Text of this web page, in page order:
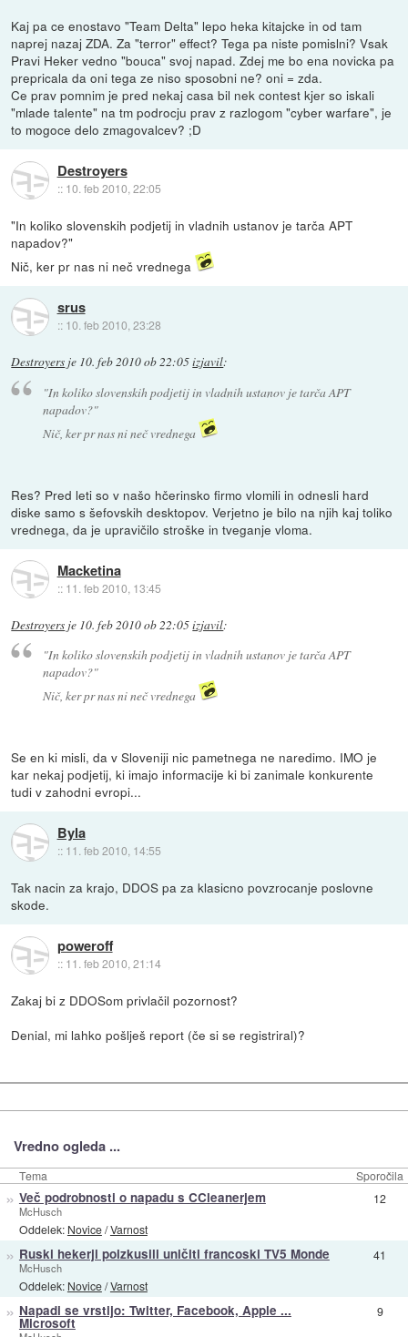
Kaj pa ce enostavo "Team Delta" lepo heka kitajcke in od tam
naprej nazaj ZDA. Za "terror" effect? Tega pa niste pomislni? Vsak
Pravi Heker vedno "bouca" svoj napad. Zdej me bo ena novicka pa
prepricala da oni tega ze niso sposobni ne? oni = zda.
Ce prav pomnim je pred nekaj casa bil nek contest kjer so iskali
"mlade talente" na tm podrocju prav z razlogom "cyber warfare", je
to mogoce delo zmagovalcev? ;D
Destroyers
:: 10. feb 2010, 22:05
"In koliko slovenskih podjetij in vladnih ustanov je tarča APT
napadov?"
Nič, ker pr nas ni neč vrednega
srus
:: 10. feb 2010, 23:28
Destroyers je 10. feb 2010 ob 22:05izjavil:
"In koliko slovenskih podjetij in vladnih ustanov je tarča APT
napadov?"
Nič, ker pr nas ni neč vrednega
Res? Pred leti so v našo hčerinsko firmo vlomili in odnesli hard
diske samo s šefovskih desktopov. Verjetno je bilo na njih kaj toliko
vrednega, da je upravičilo stroške in tveganje vloma.
Macketina
:: 11. feb 2010, 13:45
Destroyers je 10. feb 2010 ob 22:05izjavil:
"In koliko slovenskih podjetij in vladnih ustanov je tarča APT
napadov?"
Nič, ker pr nas ni neč vrednega
Se en ki misli, da v Sloveniji nic pametnega ne naredimo. IMO je
kar nekaj podjetij, ki imajo informacije ki bi zanimale konkurente
tudi v zahodni evropi...
Byla
:: 11. feb 2010, 14:55
Tak nacin za krajo, DDOS pa za klasicno povzrocanje poslovne
skode.
poweroff
:: 11. feb 2010, 21:14
Zakaj bi z DDOSom privlačil pozornost?
Denial, mi lahko pošlješ report (če si se registriral)?
Vredno ogleda ...
Tema Sporočila
» Več podrobnosti o napadu s CCleanerjem
McHusch
Oddelek: Novice/Varnost
12
» Ruski hekerji poizkusili uničiti francoski TV5 Monde
McHusch
Oddelek: Novice/Varnost
41
» Napadi se vrstijo: Twitter, Facebook, Apple ...
Microsoft
9